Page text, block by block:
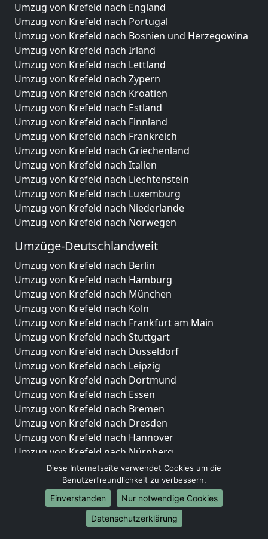
Umzug von Krefeld nach England
Umzug von Krefeld nach Portugal
Umzug von Krefeld nach Bosnien und Herzegowina
Umzug von Krefeld nach Irland
Umzug von Krefeld nach Lettland
Umzug von Krefeld nach Zypern
Umzug von Krefeld nach Kroatien
Umzug von Krefeld nach Estland
Umzug von Krefeld nach Finnland
Umzug von Krefeld nach Frankreich
Umzug von Krefeld nach Griechenland
Umzug von Krefeld nach Italien
Umzug von Krefeld nach Liechtenstein
Umzug von Krefeld nach Luxemburg
Umzug von Krefeld nach Niederlande
Umzug von Krefeld nach Norwegen
Umzüge-Deutschlandweit
Umzug von Krefeld nach Berlin
Umzug von Krefeld nach Hamburg
Umzug von Krefeld nach München
Umzug von Krefeld nach Köln
Umzug von Krefeld nach Frankfurt am Main
Umzug von Krefeld nach Stuttgart
Umzug von Krefeld nach Düsseldorf
Umzug von Krefeld nach Leipzig
Umzug von Krefeld nach Dortmund
Umzug von Krefeld nach Essen
Umzug von Krefeld nach Bremen
Umzug von Krefeld nach Dresden
Umzug von Krefeld nach Hannover
Umzug von Krefeld nach Nürnberg
Umzug von Krefeld nach Duisburg
Umzug von Krefeld nach Bochum
Umzug von Krefeld nach Wuppertal
Umzug von Krefeld nach Bielefeld
Umzug von Krefeld nach Bonn
Diese Internetseite verwendet Cookies um die
Benutzerfreundlichkeit zu verbessern.
Einverstanden
Nur notwendige Cookies
Datenschutzerklärung